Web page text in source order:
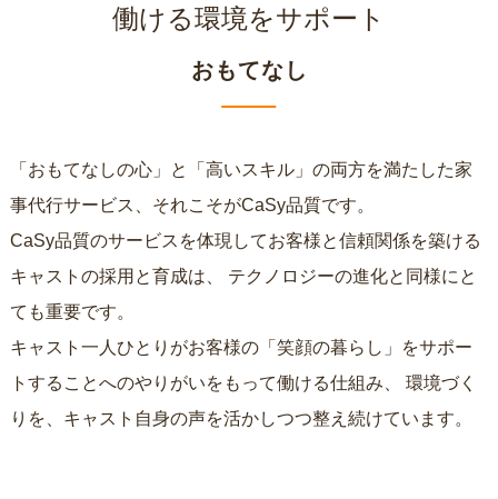
働ける環境をサポート
おもてなし
「おもてなしの心」と「高いスキル」の両方を満たした家
事代行サービス、それこそがCaSy品質です。
CaSy品質のサービスを体現してお客様と信頼関係を築ける
キャストの採用と育成は、
ても重要です。
キャスト一人ひとりがお客様の「笑顔の暮らし」をサポー
トすることへのやりがいをもって働ける仕組み、
りを、キャスト自身の声を活かしつつ整え続けています。